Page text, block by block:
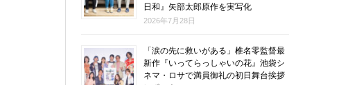
日和』矢部太郎原作を実写化
2026年7月28日
「涙の先に救いがある」椎名零監督最
新作『いってらっしゃいの花』池袋シ
ネマ・ロサで満員御礼の初日舞台挨拶